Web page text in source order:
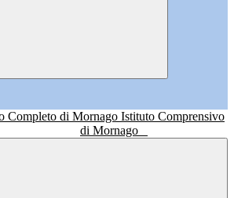
Istituto Comprensivo
di Mornago